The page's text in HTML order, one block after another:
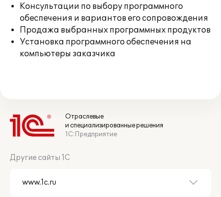
Консультации по выбору программного
обеспечения и вариантов его сопровождения
Продажа выбранных программных продуктов
Установка программного обеспечения на
компьютеры заказчика
Отраслевые
и специализированные решения
1С:Предприятие
Другие сайты 1С